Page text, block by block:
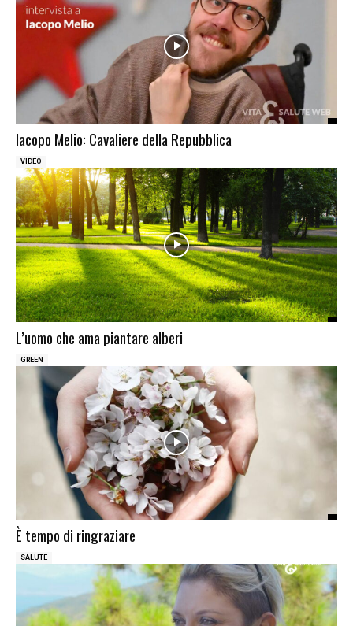
lacopo Melio: Cavaliere della Repubblica
VIDEO
L’uomo che ama piantare alberi
GREEN
È tempo di ringraziare
SALUTE